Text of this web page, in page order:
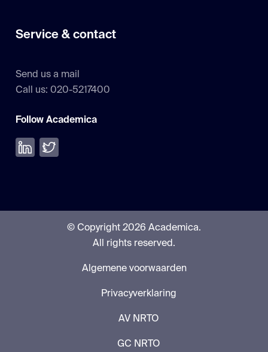
Service & contact
Send us a mail
Call us: 020-5217400
Follow Academica
Volg ons op LinkedIn
Volg ons op Twitter
© Copyright 2026 Academica.
All rights reserved.
Algemene voorwaarden
Privacyverklaring
AV NRTO
GC NRTO